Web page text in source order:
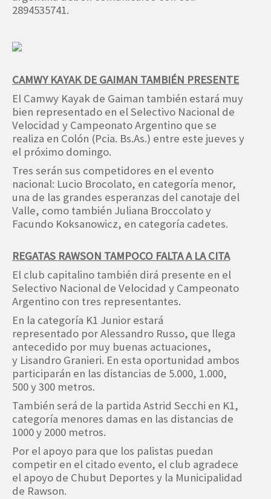
2894535741.
CAMWY KAYAK DE GAIMAN TAMBIÉN PRESENTE
El Camwy Kayak de Gaiman también estará muy
bien representado en el Selectivo Nacional de
Velocidad y Campeonato Argentino que se
realiza en Colón (Pcia. Bs.As.) entre este jueves y
el próximo domingo.
Tres serán sus competidores en el evento
nacional: Lucio Brocolato, en categoría menor,
una de las grandes esperanzas del canotaje del
Valle, como también Juliana Broccolato y
Facundo Koksanowicz, en categoría cadetes.
REGATAS RAWSON TAMPOCO FALTA A LA CITA
El club capitalino también dirá presente en el
Selectivo Nacional de Velocidad y Campeonato
Argentino con tres representantes.
En la categoría K1 Junior estará
representado por Alessandro Russo, que llega
antecedido por muy buenas actuaciones,
y Lisandro Granieri. En esta oportunidad ambos
participarán en las distancias de 5.000, 1.000,
500 y 300 metros.
También será de la partida Astrid Secchi en K1,
categoría menores damas en las distancias de
1000 y 2000 metros.
Por el apoyo para que los palistas puedan
competir en el citado evento, el club agradece
el apoyo de Chubut Deportes y la Municipalidad
de Rawson.